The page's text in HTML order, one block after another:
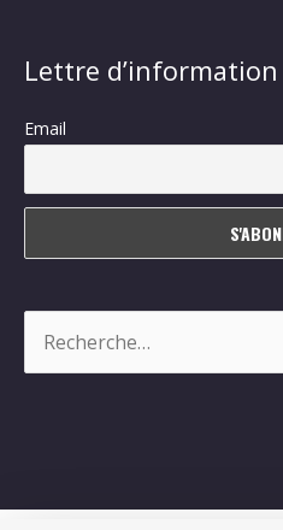
Lettre d’information
Email